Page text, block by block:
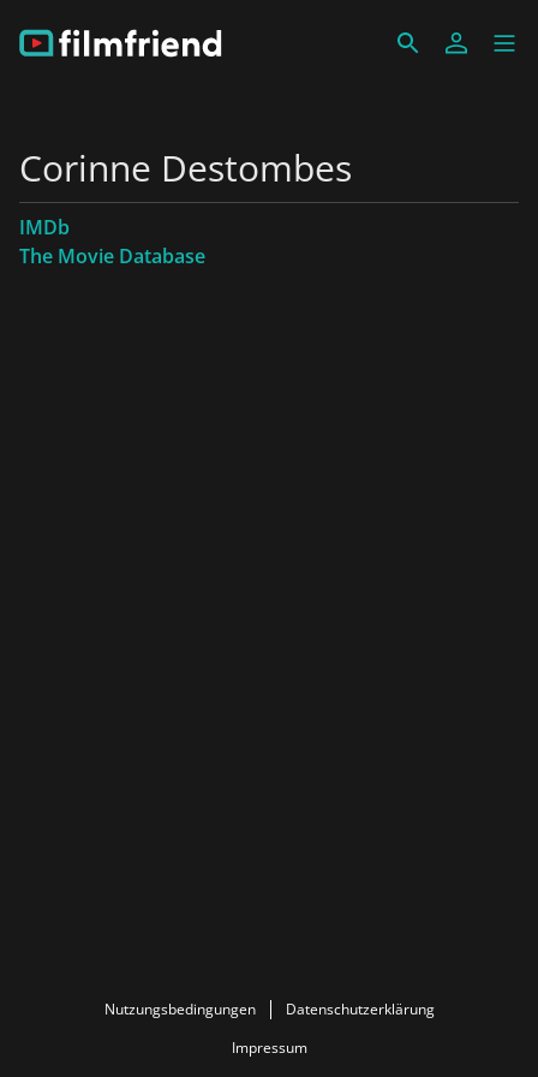
Corinne Destombes
IMDb
The Movie Database
Nutzungsbedingungen
Datenschutzerklärung
Impressum